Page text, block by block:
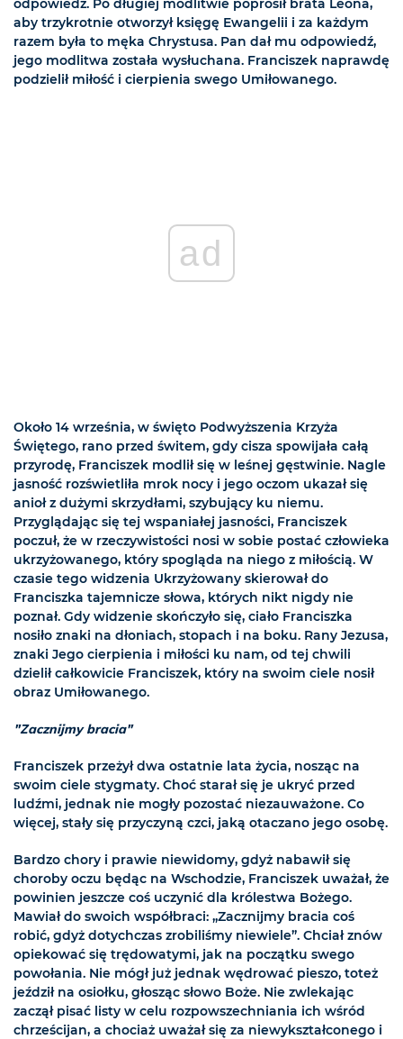
odpowiedź. Po długiej modlitwie poprosił brata Leona,
aby trzykrotnie otworzył księgę Ewangelii i za każdym
razem była to męka Chrystusa. Pan dał mu odpowiedź,
jego modlitwa została wysłuchana. Franciszek naprawdę
podzielił miłość i cierpienia swego Umiłowanego.
ad
Około 14 września, w święto Podwyższenia Krzyża
Świętego, rano przed świtem, gdy cisza spowijała całą
przyrodę, Franciszek modlił się w leśnej gęstwinie. Nagle
jasność rozświetliła mrok nocy i jego oczom ukazał się
anioł z dużymi skrzydłami, szybujący ku niemu.
Przyglądając się tej wspaniałej jasności, Franciszek
poczuł, że w rzeczywistości nosi w sobie postać człowieka
ukrzyżowanego, który spogląda na niego z miłością. W
czasie tego widzenia Ukrzyżowany skierował do
Franciszka tajemnicze słowa, których nikt nigdy nie
poznał. Gdy widzenie skończyło się, ciało Franciszka
nosiło znaki na dłoniach, stopach i na boku. Rany Jezusa,
znaki Jego cierpienia i miłości ku nam, od tej chwili
dzielił całkowicie Franciszek, który na swoim ciele nosił
obraz Umiłowanego.
"Zacznijmy bracia"
Franciszek przeżył dwa ostatnie lata życia, nosząc na
swoim ciele stygmaty. Choć starał się je ukryć przed
ludźmi, jednak nie mogły pozostać niezauważone. Co
więcej, stały się przyczyną czci, jaką otaczano jego osobę.
Bardzo chory i prawie niewidomy, gdyż nabawił się
choroby oczu będąc na Wschodzie, Franciszek uważał, że
powinien jeszcze coś uczynić dla królestwa Bożego.
Mawiał do swoich współbraci: „Zacznijmy bracia coś
robić, gdyż dotychczas zrobiliśmy niewiele”. Chciał znów
opiekować się trędowatymi, jak na początku swego
powołania. Nie mógł już jednak wędrować pieszo, toteż
jeździł na osiołku, głosząc słowo Boże. Nie zwlekając
zaczął pisać listy w celu rozpowszechniania ich wśród
chrześcijan, a chociaż uważał się za niewykształconego i